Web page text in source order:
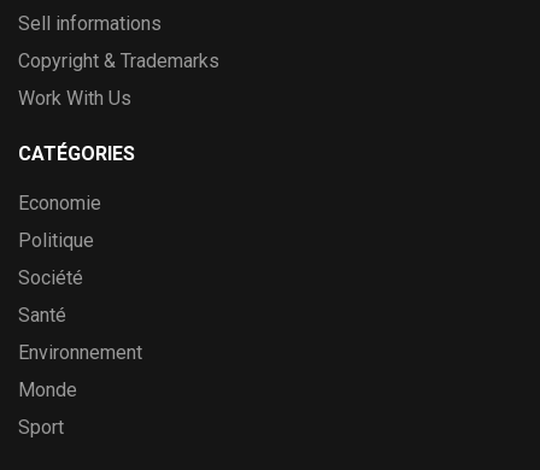
Sell informations
Copyright & Trademarks
Work With Us
CATÉGORIES
Economie
Politique
Société
Santé
Environnement
Monde
Sport